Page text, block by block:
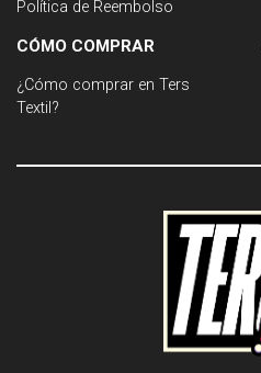
Política de Reembolso
CÓMO COMPRAR
¿Cómo comprar en Ters
Textil?